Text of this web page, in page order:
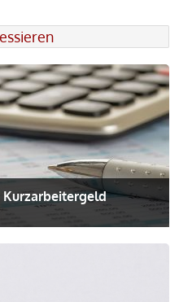
Kurzarbeitergeld